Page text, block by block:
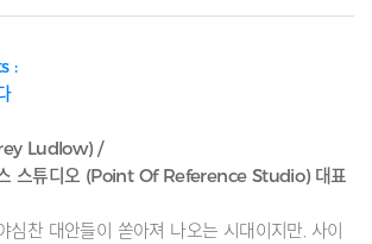
:
Ludlow) /
스튜디오 (Point Of Reference Studio) 대표
심찬 대안들이 쏟아져 나오는 시대이지만, 사이